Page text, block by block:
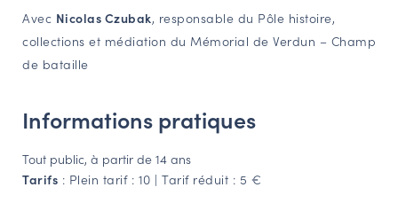
Étudiants & chercheurs
Avec Nicolas Czubak, responsable du Pôle histoire,
collections et médiation du Mémorial de Verdun – Champ
de bataille
Informations pratiques
Tout public, à partir de 14 ans
Tarifs : Plein tarif : 10 | Tarif réduit : 5 €